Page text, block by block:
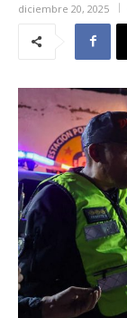
diciembre 20, 2025